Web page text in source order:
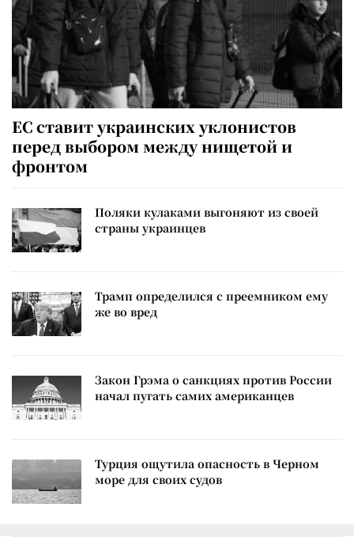
ЕС ставит украинских уклонистов
перед выбором между нищетой и
фронтом
Поляки кулаками выгоняют из своей
страны украинцев
Трамп определился с преемником ему
же во вред
Закон Грэма о санкциях против России
начал пугать самих американцев
Турция ощутила опасность в Черном
море для своих судов